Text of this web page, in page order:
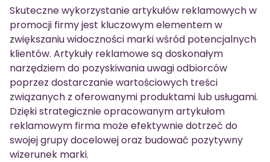
Skuteczne wykorzystanie artykułów reklamowych w
promocji firmy jest kluczowym elementem w
zwiększaniu widoczności marki wśród potencjalnych
klientów. Artykuły reklamowe są doskonałym
narzędziem do pozyskiwania uwagi odbiorców
poprzez dostarczanie wartościowych treści
związanych z oferowanymi produktami lub usługami.
Dzięki strategicznie opracowanym artykułom
reklamowym firma może efektywnie dotrzeć do
swojej grupy docelowej oraz budować pozytywny
wizerunek marki.